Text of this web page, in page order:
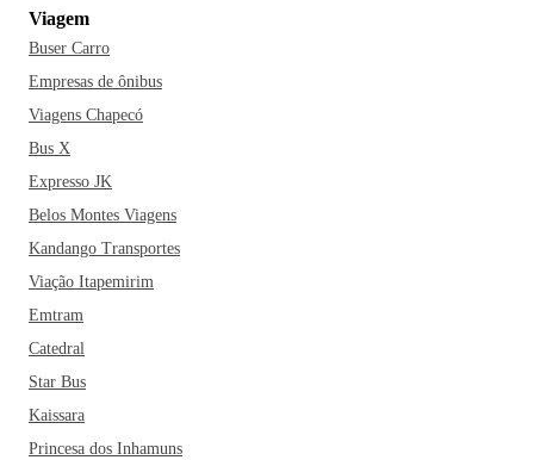
Viagem
Buser Carro
Empresas de ônibus
Viagens Chapecó
Bus X
Expresso JK
Belos Montes Viagens
Kandango Transportes
Viação Itapemirim
Emtram
Catedral
Star Bus
Kaissara
Princesa dos Inhamuns